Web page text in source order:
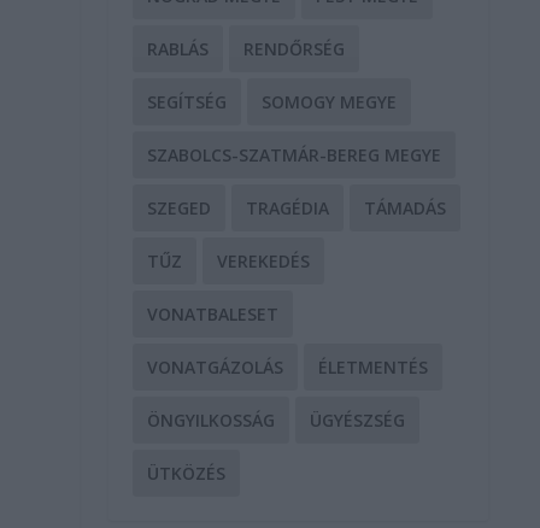
RABLÁS RENDŐRSÉG
SEGÍTSÉG SOMOGY MEGYE
SZABOLCS-SZATMÁR-BEREG MEGYE
SZEGED TRAGÉDIA TÁMADÁS
TŰZ VEREKEDÉS
VONATBALESET
VONATGÁZOLÁS ÉLETMENTÉS
ÖNGYILKOSSÁG ÜGYÉSZSÉG
ÜTKÖZÉS